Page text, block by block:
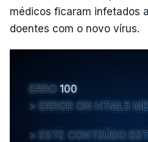
médicos ficaram infetados
doentes com o novo vírus.
ERRO 100
ERROR ON HTML5
ESTE CONTEÚDO